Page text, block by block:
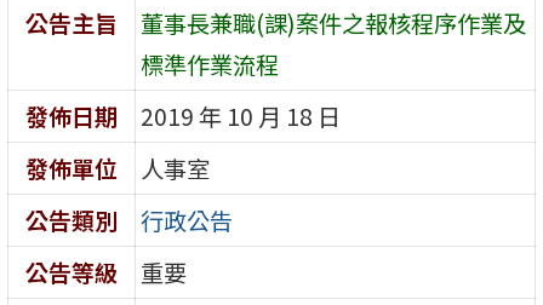
公告主旨
董事長兼職(課)案件之報核程序作業及
標準作業流程
發佈日期
2019 年 10 月 18 日
發佈單位
人事室
公告類別
行政公告
公告等級
重要